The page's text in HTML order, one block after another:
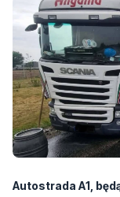
Autostrada A1,
prowadzących do
zdarzeniach